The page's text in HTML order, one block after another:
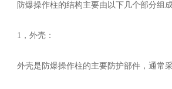
防爆操作柱的结构主要由以下几个部分组成
1，外壳：
外壳是防爆操作柱的主要防护部件，通常采